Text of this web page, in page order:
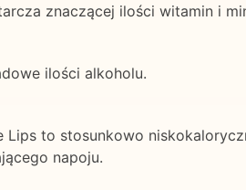
znaczącej ilości witamin i
ilości alkoholu.
to stosunkowo
napoju.